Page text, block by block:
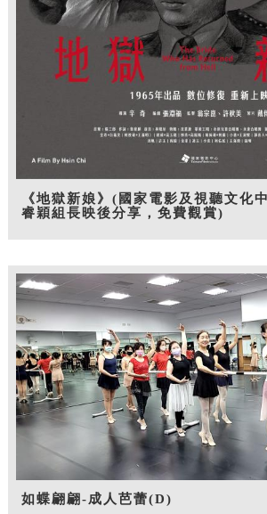
《地獄新娘》(國家電影及視聽文化
睿穎組長映後分享，免費觀賞)
如蝶翩翩-成人芭蕾(D)